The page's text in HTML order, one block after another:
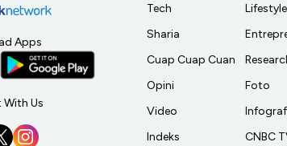
Apps
Us
Tech
Sharia
Cuap Cuap Cuan
Opini
Video
Indeks
Lifestyle
Foto
CNBC